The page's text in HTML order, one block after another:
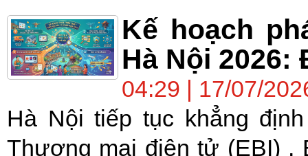
Kế hoạch
Hà Nội 2026:
04:29 | 17/07/
Hà Nội tiếp tục khẳng
Thương mại điện tử (EBI) .